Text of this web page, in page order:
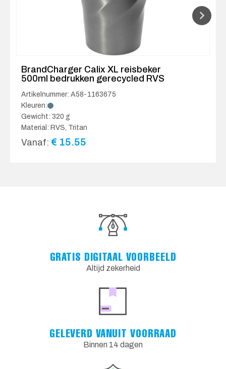
BrandCharger Calix XL reisbeker
500ml bedrukken gerecycled RVS
Artikelnummer: A58-1163675
Kleuren:
Gewicht: 320 g
Material: RVS, Tritan
Vanaf: € 15.55
GRATIS DIGITAAL VOORBEELD
Altijd zekerheid
GELEVERD VANUIT VOORRAAD
Binnen 14 dagen